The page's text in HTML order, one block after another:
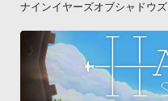
ナインイヤーズオブシャドウズ